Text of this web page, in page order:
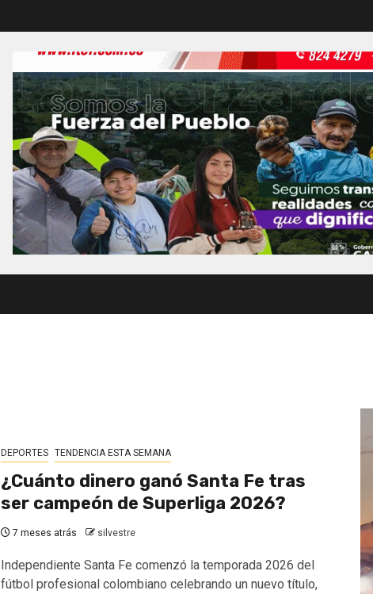
DEPORTES TENDENCIA ESTA SEMANA
¿Cuánto dinero ganó Santa Fe tras
ser campeón de Superliga 2026?
7 meses atrás silvestre
Independiente Santa Fe comenzó la temporada 2026 del
fútbol profesional colombiano celebrando un nuevo título,